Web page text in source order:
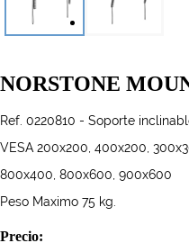
NORSTONE
Ref. 0220810 - Soporte
VESA 200x200, 400x200,
800x400, 800x600, 900x600
Peso Maximo 75 kg.
Precio: